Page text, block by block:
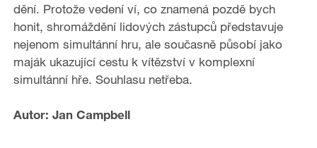
dění. Protože vedení ví, co znamená pozdě bych
honit, shromáždění lidových zástupců představuje
nejenom simultánní hru, ale současně působí jako
maják ukazující cestu k vítězství v komplexní
simultánní hře. Souhlasu netřeba.
Autor: Jan Campbell